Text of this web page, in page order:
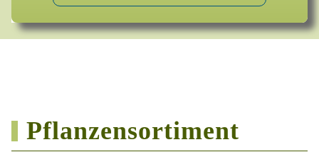
Pflanzensortiment